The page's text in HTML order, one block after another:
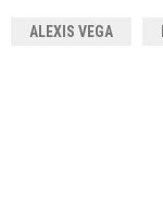
ALEXIS VEGA